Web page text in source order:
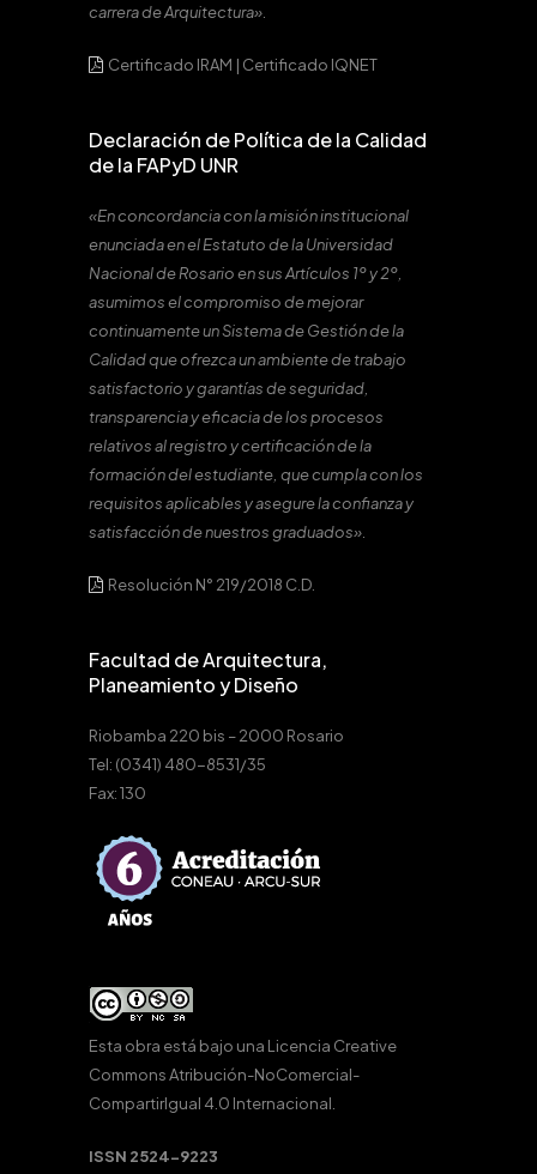
carrera de Arquitectura».
Certificado IRAM | Certificado IQNET
Declaración de Política de la Calidad
de la FAPyD UNR
«En concordancia con la misión institucional
enunciada en el Estatuto de la Universidad
Nacional de Rosario en sus Artículos 1º y 2º,
asumimos el compromiso de mejorar
continuamente un Sistema de Gestión de la
Calidad que ofrezca un ambiente de trabajo
satisfactorio y garantías de seguridad,
transparencia y eficacia de los procesos
relativos al registro y certificación de la
formación del estudiante, que cumpla con los
requisitos aplicables y asegure la confianza y
satisfacción de nuestros graduados».
Resolución N° 219/2018 C.D.
Facultad de Arquitectura,
Planeamiento y Diseño
Riobamba 220 bis – 2000 Rosario
Tel: (0341) 480-8531/35
Fax: 130
Esta obra está bajo una Licencia Creative
Commons Atribución-NoComercial-
CompartirIgual 4.0 Internacional.
ISSN 2524-9223